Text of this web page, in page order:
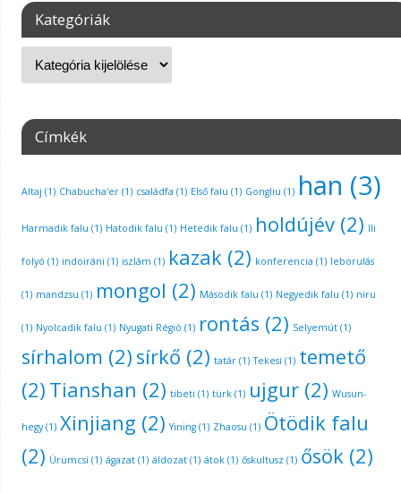
Kategóriák
Címkék
Altaj (1) Chabucha'er(1) családfa (1) Első falu (1) Gongliu (1) han (3)
Harmadik falu (1) Hatodik falu (1) Hetedik falu (1) holdújév(2) Ili
folyó (1) indoiráni (1) iszlám (1) kazak(2) konferencia (1) leborulás
(1) mandzsu (1) mongol (2) Második falu (1) Negyedik falu (1) niru
(1) Nyolcadik falu (1) Nyugati Régió (1) rontás (2) Selyemút(1)
sírhalom (2) sírkő (2) tatár(1) Tekesi (1) temető
(2) Tianshan (2) tibeti (1) türk(1) ujgur(2) Wusun-
hegy(1) Xinjiang (2) Yining(1) Zhaosu (1) Ötödik falu
(2) Ürümcsi (1) ágazat(1) áldozat(1) átok(1) őskultusz (1) ősök(2)